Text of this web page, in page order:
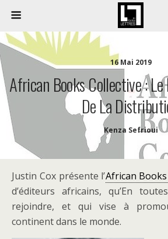
16 Mai 2019
African Books Collective :
De La
Kenza Sefrioui
Justin Cox présente l’African
d’éditeurs africains, qu’En
rejoindre, et qui vise à
continent dans le monde.